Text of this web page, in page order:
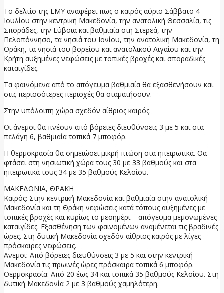
Το δελτίο της ΕΜΥ αναφέρει πως ο καιρός αύριο Σάββατο 4
Ιουλίου στην κεντρική Μακεδονία, την ανατολική Θεσσαλία, τις
Σποράδες, την Εύβοια και βαθμιαία στη Στερεά, την
Πελοπόννησο, τα νησιά του Ιονίου, την ανατολική Μακεδονία, τη
Θράκη, τα νησιά του βορείου και ανατολικού Αιγαίου και την
Κρήτη αυξημένες νεφώσεις με τοπικές βροχές και σποραδικές
καταιγίδες.
Τα φαινόμενα από το απόγευμα βαθμιαία θα εξασθενήσουν και
στις περισσότερες περιοχές θα σταματήσουν.
Στην υπόλοιπη χώρα σχεδόν αίθριος καιρός.
Οι άνεμοι θα πνέουν από βόρειες διευθύνσεις 3 με 5 και στα
πελάγη 6, βαθμιαία τοπικά 7 μποφόρ.
Η θερμοκρασία θα σημειώσει μικρή πτώση στα ηπειρωτικά. Θα
φτάσει στη νησιωτική χώρα τους 30 με 33 βαθμούς και στα
ηπειρωτικά τους 34 με 35 βαθμούς Κελσίου.
ΜΑΚΕΔΟΝΙΑ, ΘΡΑΚΗ
Καιρός: Στην κεντρική Μακεδονία και βαθμιαία στην ανατολική
Μακεδονία και τη Θράκη νεφώσεις κατά τόπους αυξημένες με
τοπικές βροχές και κυρίως το μεσημέρι – απόγευμα μεμονωμένες
καταιγίδες. Εξασθένηση των φαινομένων αναμένεται τις βραδινές
ώρες. Στη δυτική Μακεδονία σχεδόν αίθριος καιρός με λίγες
πρόσκαιρες νεφώσεις.
Ανεμοι: Από βόρειες διευθύνσεις 3 με 5 και στην κεντρική
Μακεδονία τις πρωινές ώρες πρόσκαιρα τοπικά 6 μποφόρ.
Θερμοκρασία: Από 20 έως 34 και τοπικά 35 βαθμούς Κελσίου. Στη
δυτική Μακεδονία 2 με 3 βαθμούς χαμηλότερη.